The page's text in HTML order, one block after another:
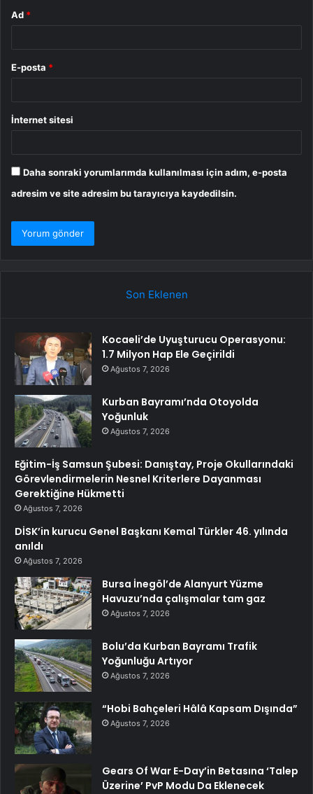
Ad *
E-posta *
İnternet sitesi
Daha sonraki yorumlarımda kullanılması için adım, e-posta
adresim ve site adresim bu tarayıcıya kaydedilsin.
Son Eklenen
Kocaeli’de Uyuşturucu Operasyonu:
1.7 Milyon Hap Ele Geçirildi
Ağustos 7, 2026
Kurban Bayramı’nda Otoyolda
Yoğunluk
Ağustos 7, 2026
Eğitim-İş Samsun Şubesi: Danıştay, Proje Okullarındaki
Görevlendirmelerin Nesnel Kriterlere Dayanması
Gerektiğine Hükmetti
Ağustos 7, 2026
DİSK’in kurucu Genel Başkanı Kemal Türkler 46. yılında
anıldı
Ağustos 7, 2026
Bursa İnegöl’de Alanyurt Yüzme
Havuzu’nda çalışmalar tam gaz
Ağustos 7, 2026
Bolu’da Kurban Bayramı Trafik
Yoğunluğu Artıyor
Ağustos 7, 2026
“Hobi Bahçeleri Hâlâ Kapsam Dışında”
Ağustos 7, 2026
Gears Of War E-Day’in Betasına ‘Talep
Üzerine’ PvP Modu Da Eklenecek